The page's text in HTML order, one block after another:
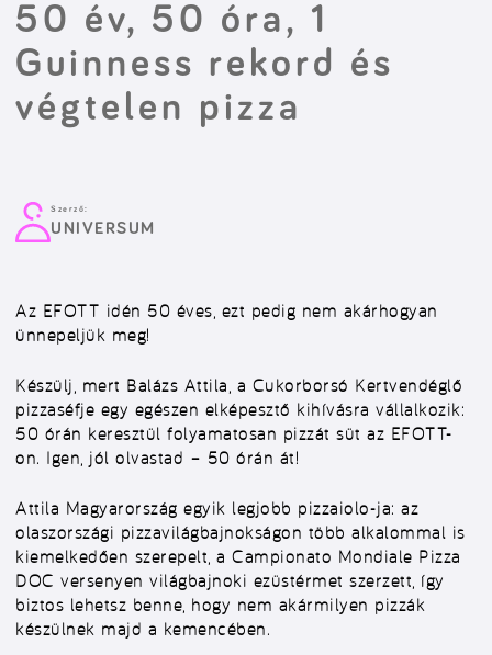
50 év, 50 óra, 1
Guinness rekord és
végtelen pizza
Szerző:
UNIVERSUM
Az EFOTT idén 50 éves, ezt pedig nem akárhogyan
ünnepeljük meg!
Készülj, mert Balázs Attila, a Cukorborsó Kertvendéglő
pizzaséfje egy egészen elképesztő kihívásra vállalkozik:
50 órán keresztül folyamatosan pizzát süt az EFOTT-
on. Igen, jól olvastad – 50 órán át!
Attila Magyarország egyik legjobb pizzaiolo-ja: az
olaszországi pizzavilágbajnokságon több alkalommal is
kiemelkedően szerepelt, a Campionato Mondiale Pizza
DOC versenyen világbajnoki ezüstérmet szerzett, így
biztos lehetsz benne, hogy nem akármilyen pizzák
készülnek majd a kemencében.